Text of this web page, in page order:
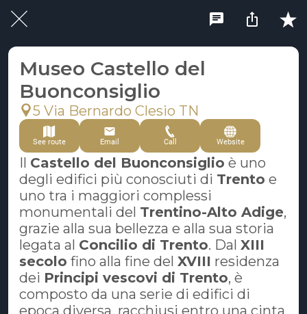
Museo Castello del
Buonconsiglio
5 Via Bernardo Clesio TN
See route Email Call Website
Il Castello del Buonconsiglio è uno
degli edifici più conosciuti di Trento e
uno tra i maggiori complessi
monumentali del Trentino-Alto Adige,
grazie alla sua bellezza e alla sua storia
legata al Concilio di Trento. Dal XIII
secolo fino alla fine del XVIII residenza
dei Principi vescovi di Trento, è
composto da una serie di edifici di
epoca diversa, racchiusi entro una cinta